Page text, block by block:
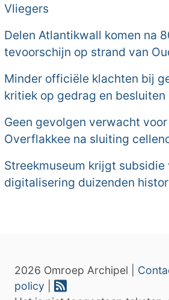
Vliegers
Delen Atlantikwall komen na
tevoorschijn op strand van
Minder officiële klachten bij
kritiek op gedrag en besluiten
Geen gevolgen verwacht
Overflakkee na sluiting
Streekmuseum krijgt subsidie
digitalisering duizenden
2026 Omroep Archipel |
policy